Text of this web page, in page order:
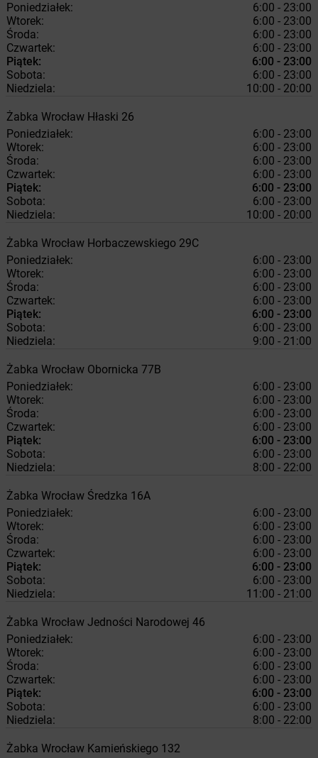
Poniedziałek:
6:00 - 23:00
Wtorek:
6:00 - 23:00
Środa:
6:00 - 23:00
Czwartek:
6:00 - 23:00
Piątek:
6:00 - 23:00
Sobota:
6:00 - 23:00
Niedziela:
10:00 - 20:00
Żabka Wrocław Hłaski 26
Poniedziałek:
6:00 - 23:00
Wtorek:
6:00 - 23:00
Środa:
6:00 - 23:00
Czwartek:
6:00 - 23:00
Piątek:
6:00 - 23:00
Sobota:
6:00 - 23:00
Niedziela:
10:00 - 20:00
Żabka Wrocław Horbaczewskiego 29C
Poniedziałek:
6:00 - 23:00
Wtorek:
6:00 - 23:00
Środa:
6:00 - 23:00
Czwartek:
6:00 - 23:00
Piątek:
6:00 - 23:00
Sobota:
6:00 - 23:00
Niedziela:
9:00 - 21:00
Żabka Wrocław Obornicka 77B
Poniedziałek:
6:00 - 23:00
Wtorek:
6:00 - 23:00
Środa:
6:00 - 23:00
Czwartek:
6:00 - 23:00
Piątek:
6:00 - 23:00
Sobota:
6:00 - 23:00
Niedziela:
8:00 - 22:00
Żabka Wrocław Średzka 16A
Poniedziałek:
6:00 - 23:00
Wtorek:
6:00 - 23:00
Środa:
6:00 - 23:00
Czwartek:
6:00 - 23:00
Piątek:
6:00 - 23:00
Sobota:
6:00 - 23:00
Niedziela:
11:00 - 21:00
Żabka Wrocław Jedności Narodowej 46
Poniedziałek:
6:00 - 23:00
Wtorek:
6:00 - 23:00
Środa:
6:00 - 23:00
Czwartek:
6:00 - 23:00
Piątek:
6:00 - 23:00
Sobota:
6:00 - 23:00
Niedziela:
8:00 - 22:00
Żabka Wrocław Kamieńskiego 132